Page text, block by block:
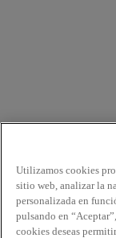
Utilizamos cookies
sitio web, analizar la
personalizada en
pulsando en
cookies deseas